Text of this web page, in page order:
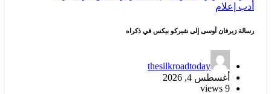
أدب إعلام
رسالة زيرفان أوسى إلى شيركو بيكس في ذكراه
thesilkroadtoday
أغسطس 4, 2026
9 views